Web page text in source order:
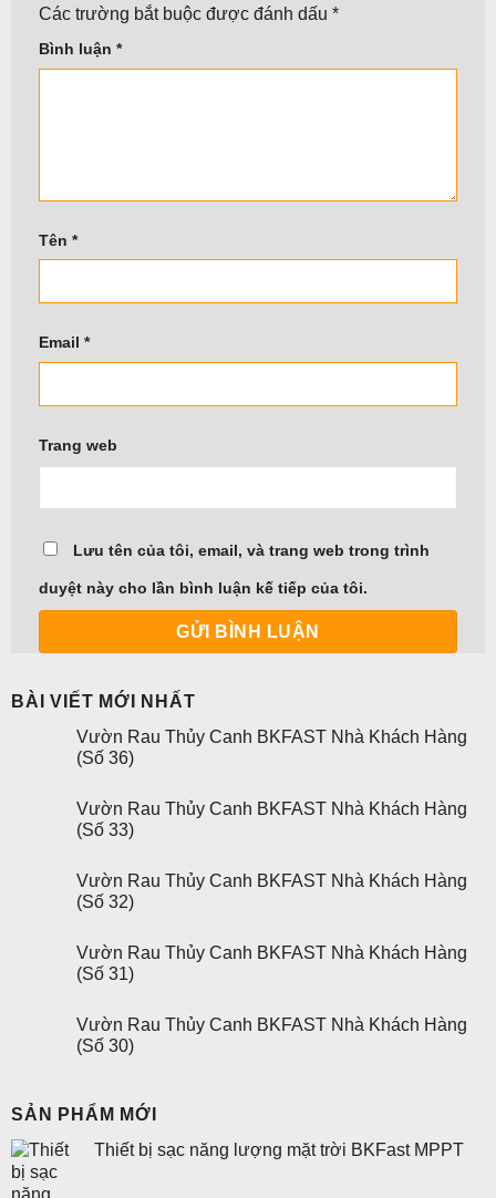
Các trường bắt buộc được đánh dấu *
Bình luận *
Tên *
Email *
Trang web
Lưu tên của tôi, email, và trang web trong trình
duyệt này cho lần bình luận kế tiếp của tôi.
BÀI VIẾT MỚI NHẤT
Vườn Rau Thủy Canh BKFAST Nhà Khách Hàng
(Số 36)
Vườn Rau Thủy Canh BKFAST Nhà Khách Hàng
(Số 33)
Vườn Rau Thủy Canh BKFAST Nhà Khách Hàng
(Số 32)
Vườn Rau Thủy Canh BKFAST Nhà Khách Hàng
(Số 31)
Vườn Rau Thủy Canh BKFAST Nhà Khách Hàng
(Số 30)
SẢN PHẨM MỚI
Thiết bị sạc năng lượng mặt trời BKFast MPPT